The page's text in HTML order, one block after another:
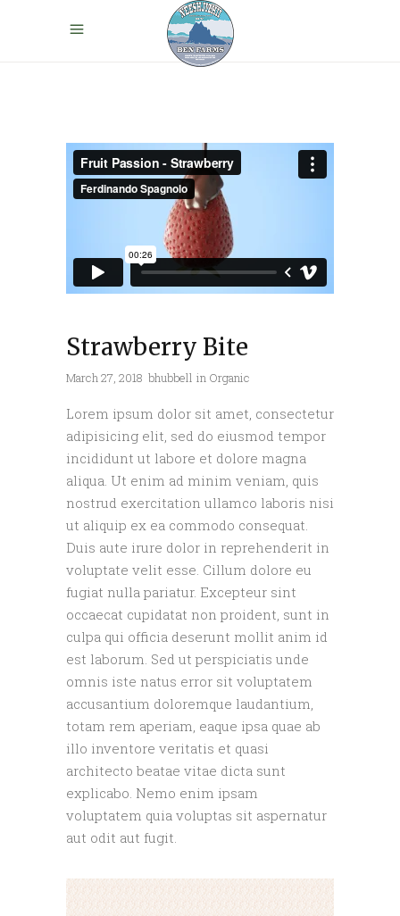
Strawberry Bite
March 27, 2018 bhubbell in Organic
Lorem ipsum dolor sit amet, consectetur
adipisicing elit, sed do eiusmod tempor
incididunt ut labore et dolore magna
aliqua. Ut enim ad minim veniam, quis
nostrud exercitation ullamco laboris nisi
ut aliquip ex ea commodo consequat.
Duis aute irure dolor in reprehenderit in
voluptate velit esse. Cillum dolore eu
fugiat nulla pariatur. Excepteur sint
occaecat cupidatat non proident, sunt in
culpa qui officia deserunt mollit anim id
est laborum. Sed ut perspiciatis unde
omnis iste natus error sit voluptatem
accusantium doloremque laudantium,
totam rem aperiam, eaque ipsa quae ab
illo inventore veritatis et quasi
architecto beatae vitae dicta sunt
explicabo. Nemo enim ipsam
voluptatem quia voluptas sit aspernatur
aut odit aut fugit.